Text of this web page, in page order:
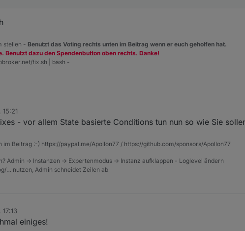
stellen - Benutzt das Voting rechts unten im Beitrag wenn er euch geholfen hat.
Benutzt dazu den Spendenbutton oben rechts. Danke!
fix.sh | bash -
- vor allem State basierte Conditions tun nun so wie Sie
im Beitrag :-) https://paypal.me/Apollon77 / https://github.com/sponsors/Apollon77
Admin -> Instanzen -> Expertenmodus -> Instanz aufklappen - Loglevel ändern
… nutzen, Admin schneidet Zeilen ab
einiges!